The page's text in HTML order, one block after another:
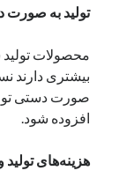
تولید به صورت
محصولات
بیشتری دارند
صورت دستی
افزوده شود.
هزینه‌های